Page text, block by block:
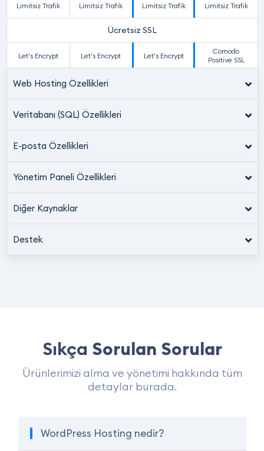
Limitsiz Trafik Limitsiz Trafik Limitsiz Trafik Limitsiz Trafik
Ücretsiz SSL
Let's Encrypt Let's Encrypt Let's Encrypt
Comodo
Positive SSL
Web Hosting Özellikleri
Veritabanı (SQL) Özellikleri
E-posta Özellikleri
Yönetim Paneli Özellikleri
Diğer Kaynaklar
Destek
Sıkça Sorulan Sorular
Ürünlerimizi alma ve yönetimi hakkında tüm
detaylar burada.
WordPress Hosting nedir?